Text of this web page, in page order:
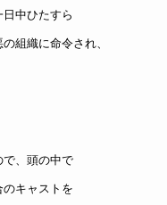
日中ひたすら
組織に命令され、
で、頭の中で
キャストを